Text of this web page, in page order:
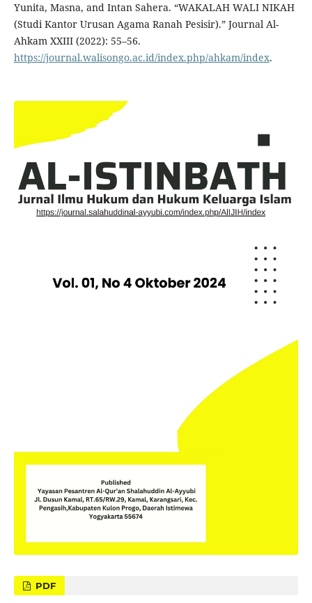
Yunita, Masna, and Intan Sahera. “WAKALAH WALI NIKAH
(Studi Kantor Urusan Agama Ranah Pesisir).” Journal Al-
Ahkam XXIII (2022): 55–56.
https://journal.walisongo.ac.id/index.php/ahkam/index.
PDF